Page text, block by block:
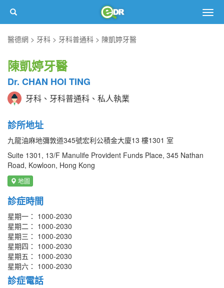
醫德網
牙科 牙科普通科 陳凱婷牙醫
陳凱婷牙醫
Dr. CHAN HOI TING
牙科、牙科普通科、私人執業
診所地址
九龍油麻地彌敦道345號宏利公積金大廈13 樓1301 室
Suite 1301, 13/F Manulife Provident Funds Place, 345 Nathan
Road, Kowloon, Hong Kong
地圖
診症時間
星期一： 1000-2030
星期二： 1000-2030
星期三： 1000-2030
星期四： 1000-2030
星期五： 1000-2030
星期六： 1000-2030
診症電話